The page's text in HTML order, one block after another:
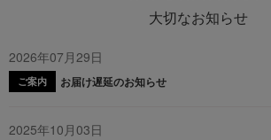
大切なお知らせ
2026年07月29日
ご案内 お届け遅延のお知らせ
2025年10月03日